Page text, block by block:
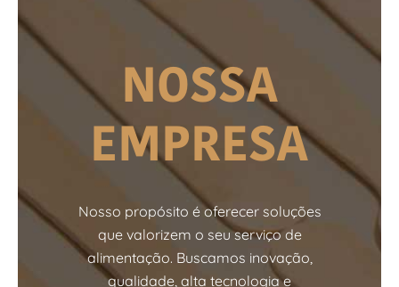
NOSSA
EMPRESA
Nosso propósito é oferecer soluções
que valorizem o seu serviço de
alimentação. Buscamos inovação,
qualidade, alta tecnologia e